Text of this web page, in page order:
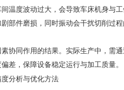
度波动过大，会导致车床机身与
部件磨损，同时振动会干扰切削过程
同作用的结果。实际生产中，需通
差，保障设备稳定运行与加工质量。
分析与优化方法